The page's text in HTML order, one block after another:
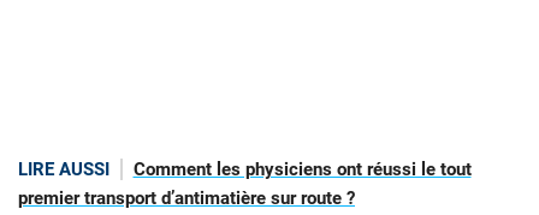
LIRE AUSSI
Comment les physiciens ont réussi le tout
premier transport d’antimatière sur route ?